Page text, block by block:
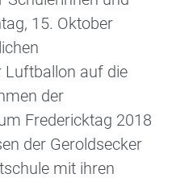
15. Oktober
Luftballon auf die
der
Fredericktag 2018
der Geroldsecker
mit ihren